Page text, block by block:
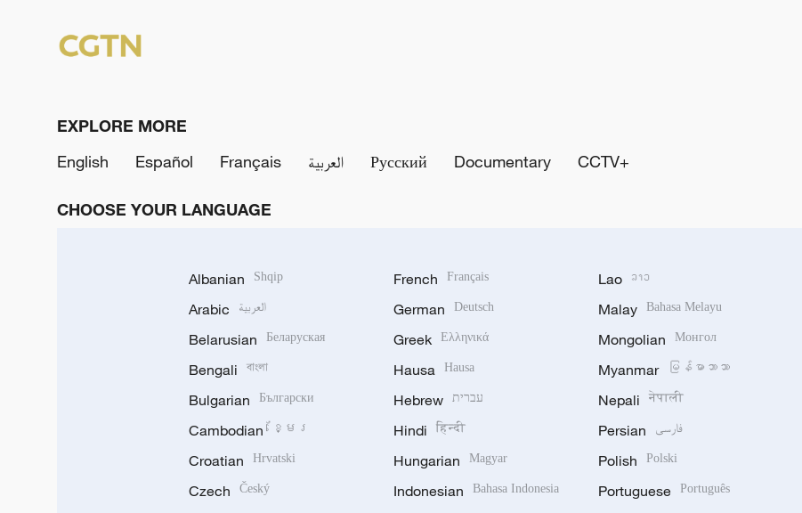
EXPLORE MORE
English
Español Français العربية Русский Documentary CCTV+
CHOOSE YOUR LANGUAGE
Albanian Shqip
Arabic العربية
Belarusian Беларуская
Bengali বাংলা
Bulgarian Български
Cambodian ខ្មែរ
Croatian Hrvatski
Czech Český
French Français
German Deutsch
Greek Ελληνικά
Hausa Hausa
Hebrew עברית
Hindi हिन्दी
Hungarian Magyar
Indonesian Bahasa Indonesia
Lao ລາວ
Malay Bahasa Melayu
Mongolian Монгол
Myanmar မြန်မာဘာသာ
Nepali नेपाली
Persian فارسی
Polish Polski
Portuguese Português